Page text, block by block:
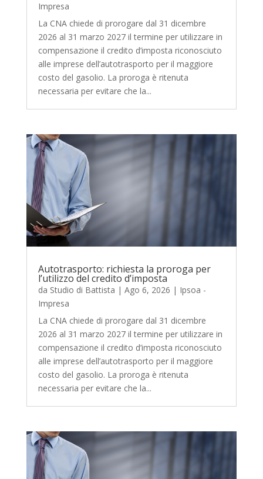
Impresa
La CNA chiede di prorogare dal 31 dicembre
2026 al 31 marzo 2027 il termine per utilizzare in
compensazione il credito d’imposta riconosciuto
alle imprese dell’autotrasporto per il maggiore
costo del gasolio. La proroga è ritenuta
necessaria per evitare che la...
Autotrasporto: richiesta la proroga per
l’utilizzo del credito d’imposta
da Studio di Battista | Ago 6, 2026 | Ipsoa -
Impresa
La CNA chiede di prorogare dal 31 dicembre
2026 al 31 marzo 2027 il termine per utilizzare in
compensazione il credito d’imposta riconosciuto
alle imprese dell’autotrasporto per il maggiore
costo del gasolio. La proroga è ritenuta
necessaria per evitare che la...